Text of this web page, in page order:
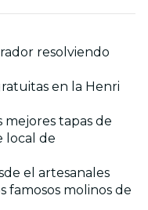
resolviendo
en la Henri
mejores tapas de
local de
el artesanales
famosos molinos de